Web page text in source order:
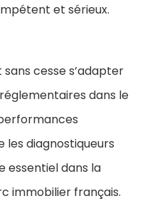
et sérieux.
cesse s’adapter
dans le
les diagnostiqueurs
essentiel dans la
immobilier français.